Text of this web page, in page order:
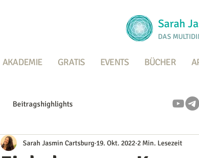
Sarah
DAS
AKADEMIE GRATIS EVENTS BÜCHER
Beitragshighlights
Sarah Jasmin Cartsburg 19. Okt. 2022 2 Min. Lesezeit